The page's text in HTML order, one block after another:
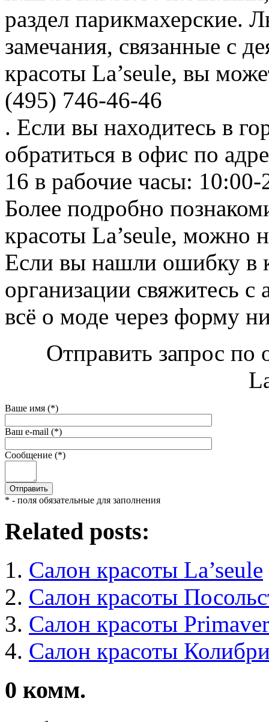
раздел
замечания, связанные с
красоты La’seule, вы
(495) 746-46-46
. Если вы находитесь в
обратиться в офис по
16 в рабочие часы: 10:00-
Более подробно
красоты La’seule, можно
Если вы нашли ошибку в
организации свяжитесь
всё о моде через форму
Отправить запрос по
Ваше имя (*)
Ваш e-mail (*)
Сообщение (*)
* - поля обязательные для заполнения
Related posts:
Салон красоты La’seule
Салон красоты
Салон красоты
Салон красоты
0 комм.